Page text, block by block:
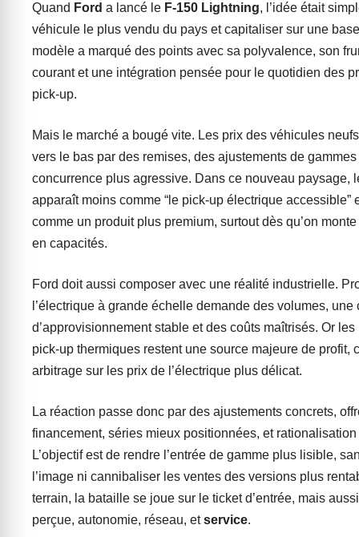
Quand Ford a lancé le F-150 Lightning, l’idée était
véhicule le plus vendu du pays et capitaliser sur une
modèle a marqué des points avec sa polyvalence, son
courant et une intégration pensée pour le quotidien des
pick-up.
Mais le marché a bougé vite. Les prix des véhicules
vers le bas par des remises, des ajustements de
concurrence plus agressive. Dans ce nouveau paysage,
apparaît moins comme “le pick-up électrique accessible”
comme un produit plus premium, surtout dès qu’on
en capacités.
Ford doit aussi composer avec une réalité industrielle.
l’électrique à grande échelle demande des volumes, une
d’approvisionnement stable et des coûts maîtrisés. Or
pick-up thermiques restent une source majeure de profit,
arbitrage sur les prix de l’électrique plus délicat.
La réaction passe donc par des ajustements concrets,
financement, séries mieux positionnées, et
L’objectif est de rendre l’entrée de gamme plus lisible,
l’image ni cannibaliser les ventes des versions plus
terrain, la bataille se joue sur le ticket d’entrée, mais
perçue, autonomie, réseau, etservice.